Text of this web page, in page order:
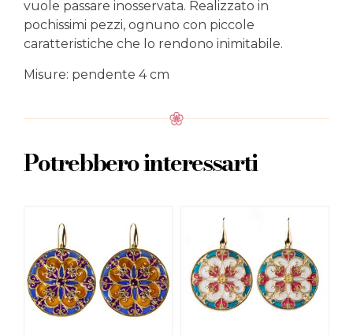
vuole passare inosservata. Realizzato in
pochissimi pezzi, ognuno con piccole
caratteristiche che lo rendono inimitabile.
Misure: pendente 4 cm
Potrebbero interessarti